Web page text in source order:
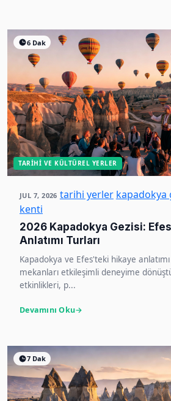
6 Dak
TARIHI VE KÜLTÜREL YERLER
JUL 7, 2026 tarihi yerler kapadokya
kenti
2026 Kapadokya Gezisi:
Anlatımı Turları
Kapadokya ve Efes'teki hikaye
mekanları etkileşimli deneyime
etkinlikleri, p...
Devamını Oku
7 Dak